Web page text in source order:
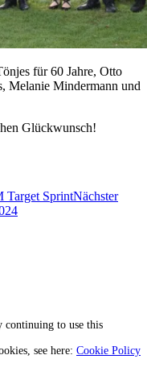
für 60 Jahre, Otto
Melanie Mindermann und
Glückwunsch!
Target SprintNächster
continuing to use this
see here: Cookie Policy